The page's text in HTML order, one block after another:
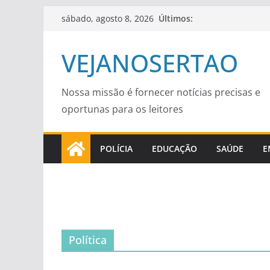
Pular
conteúdo
sábado, agosto 8, 2026 Últimos:
VEJANOSERTAO
Nossa missão é fornecer notícias precisas e
oportunas para os leitores
POLÍCIA EDUCAÇÃO SAÚDE
Política